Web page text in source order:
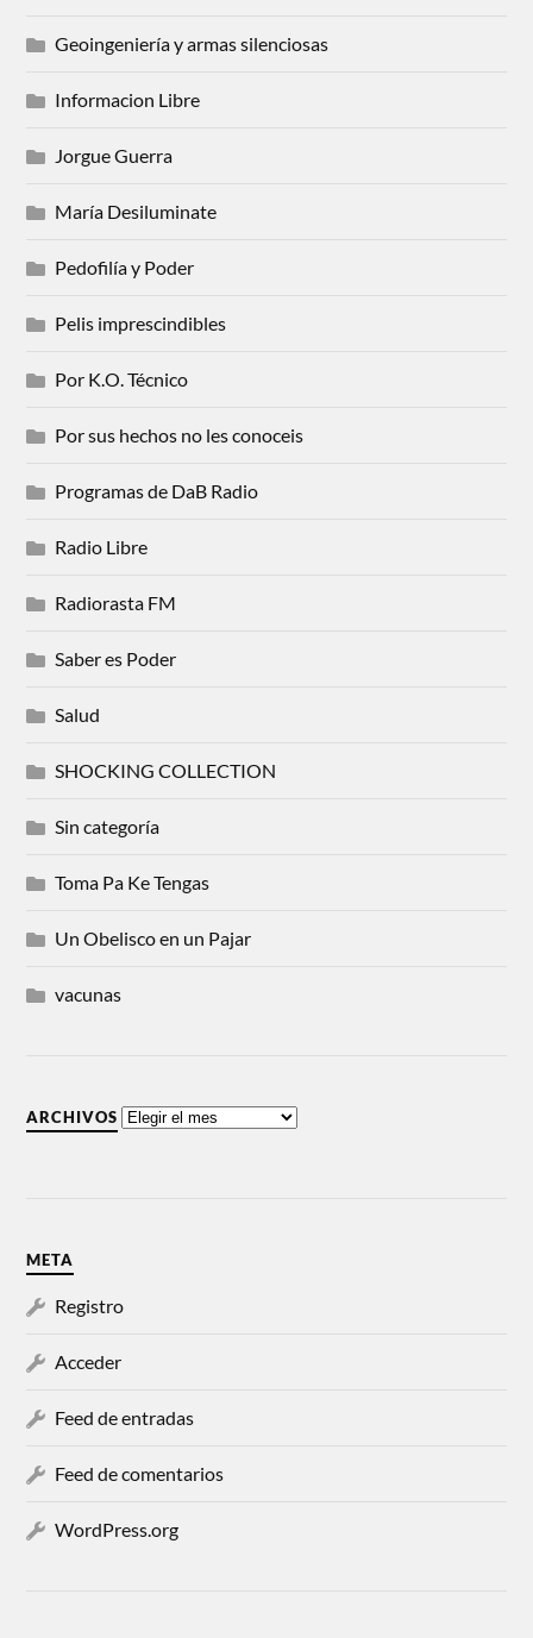
Geoingeniería y armas silenciosas
Informacion Libre
Jorgue Guerra
María Desiluminate
Pedofilía y Poder
Pelis imprescindibles
Por K.O. Técnico
Por sus hechos no les conoceis
Programas de DaB Radio
Radio Libre
Radiorasta FM
Saber es Poder
Salud
SHOCKING COLLECTION
Sin categoría
Toma Pa Ke Tengas
Un Obelisco en un Pajar
vacunas
ARCHIVOS
META
Registro
Acceder
Feed de entradas
Feed de comentarios
WordPress.org